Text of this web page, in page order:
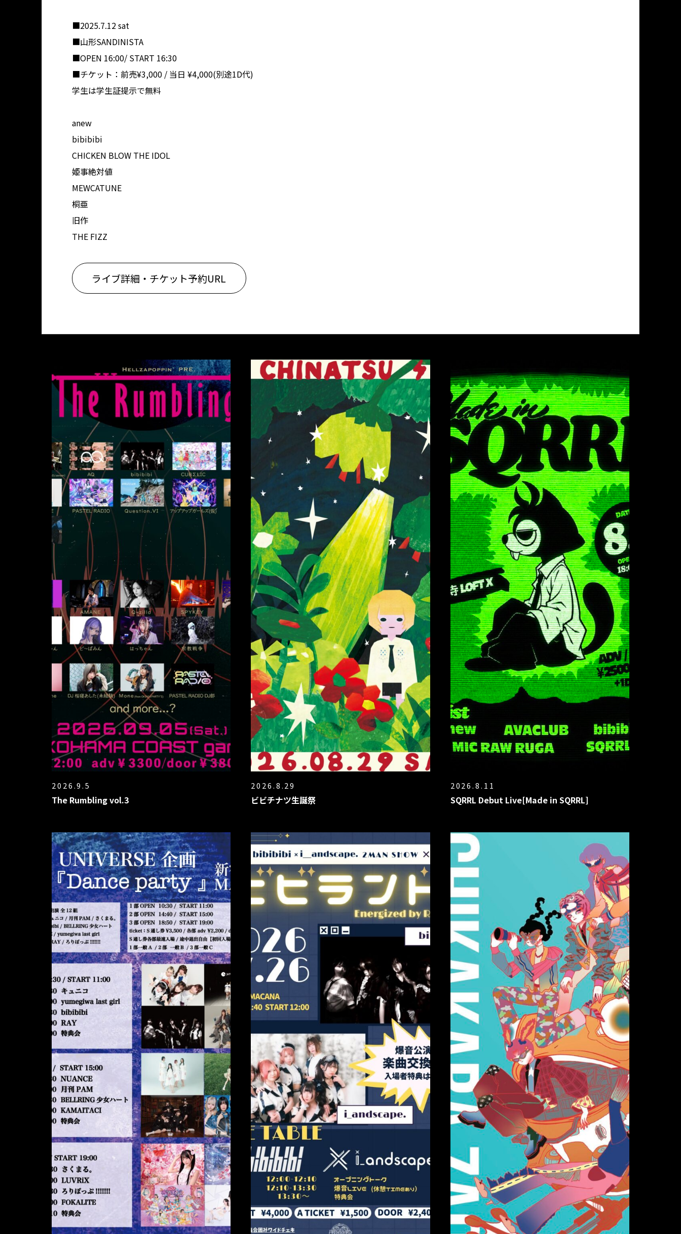
■2025.7.12 sat
■山形SANDINISTA
■OPEN 16:00/ START 16:30
■チケット：前売¥3,000 / 当日 ¥4,000(別途1D代)
学生は学生証提示で無料
anew
bibibibi
CHICKEN BLOW THE IDOL
姫事絶対値
MEWCATUNE
桐亜
旧作
THE FIZZ
ライブ詳細・チケット予約URL
2026.9.5
The Rumbling vol.3
2026.8.29
ビビチナツ生誕祭
2026.8.11
SQRRL Debut Live[Made in SQRRL]